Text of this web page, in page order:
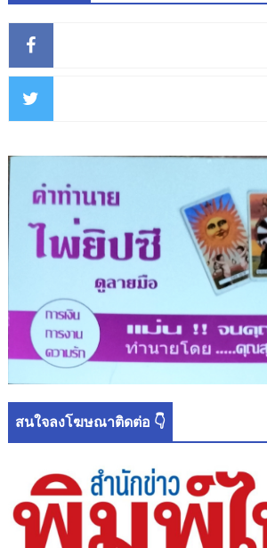
สนใจลงโฆษณาติดต่อ 👇